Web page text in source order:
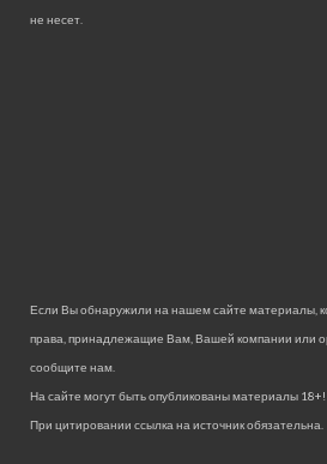
не несет.
Если Вы обнаружили на нашем сайте материалы,
права, принадлежащие Вам, Вашей компании или
сообщите нам.
На сайте могут быть опубликованы материалы 18+!
При цитировании ссылка на источник обязательна.